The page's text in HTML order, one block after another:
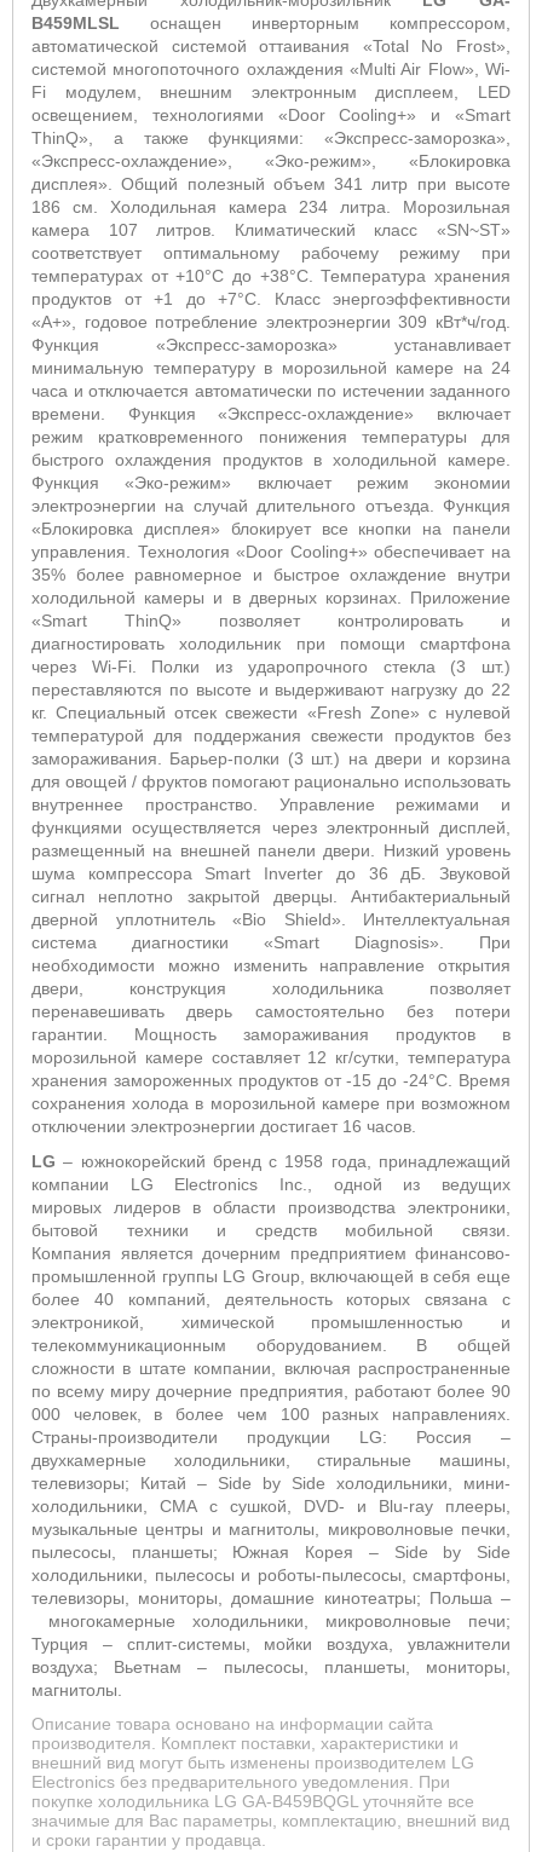
B459MLSL оснащен инверторным компрессором,
автоматической системой оттаивания «Total No Frost»,
системой многопоточного охлаждения «Multi Air Flow», Wi-
Fi модулем, внешним электронным дисплеем, LED
освещением, технологиями «Door Cooling+» и «Smart
ThinQ», а также функциями: «Экспресс-заморозка»,
«Экспресс-охлаждение», «Эко-режим», «Блокировка
дисплея». Общий полезный объем 341 литр при высоте
186 см. Холодильная камера 234 литра. Морозильная
камера 107 литров. Климатический класс «SN~ST»
соответствует оптимальному рабочему режиму при
температурах от +10°С до +38°С. Температура хранения
продуктов от +1 до +7°С. Класс энергоэффективности
«А+», годовое потребление электроэнергии 309 кВт*ч/год.
Функция «Экспресс-заморозка» устанавливает
минимальную температуру в морозильной камере на 24
часа и отключается автоматически по истечении заданного
времени. Функция «Экспресс-охлаждение» включает
режим кратковременного понижения температуры для
быстрого охлаждения продуктов в холодильной камере.
Функция «Эко-режим» включает режим экономии
электроэнергии на случай длительного отъезда. Функция
«Блокировка дисплея» блокирует все кнопки на панели
управления. Технология «Door Cooling+» обеспечивает на
35% более равномерное и быстрое охлаждение внутри
холодильной камеры и в дверных корзинах. Приложение
«Smart ThinQ» позволяет контролировать и
диагностировать холодильник при помощи смартфона
через Wi-Fi. Полки из ударопрочного стекла (3 шт.)
переставляются по высоте и выдерживают нагрузку до 22
кг. Специальный отсек свежести «Fresh Zone» с нулевой
температурой для поддержания свежести продуктов без
замораживания. Барьер-полки (3 шт.) на двери и корзина
для овощей / фруктов помогают рационально использовать
внутреннее пространство. Управление режимами и
функциями осуществляется через электронный дисплей,
размещенный на внешней панели двери. Низкий уровень
шума компрессора Smart Inverter до 36 дБ. Звуковой
сигнал неплотно закрытой дверцы. Антибактериальный
дверной уплотнитель «Bio Shield». Интеллектуальная
система диагностики «Smart Diagnosis». При
необходимости можно изменить направление открытия
двери, конструкция холодильника позволяет
перенавешивать дверь самостоятельно без потери
гарантии. Мощность замораживания продуктов в
морозильной камере составляет 12 кг/сутки, температура
хранения замороженных продуктов от -15 до -24°С. Время
сохранения холода в морозильной камере при возможном
отключении электроэнергии достигает 16 часов.
LG – южнокорейский бренд с 1958 года, принадлежащий
компании LG Electronics Inc., одной из ведущих
мировых лидеров в области производства электроники,
бытовой техники и средств мобильной связи.
Компания является дочерним предприятием финансово-
промышленной группы LG Group, включающей в себя еще
более 40 компаний, деятельность которых связана с
электроникой, химической промышленностью и
телекоммуникационным оборудованием. В общей
сложности в штате компании, включая распространенные
по всему миру дочерние предприятия, работают более 90
000 человек, в более чем 100 разных направлениях.
Страны-производители продукции LG: Россия –
двухкамерные холодильники, стиральные машины,
телевизоры; Китай –
Side by Side холодильники, мини-
холодильники, СМА с сушкой, DVD- и Blu-ray плееры,
музыкальные центры и магнитолы, микроволновые печки,
пылесосы, планшеты; Южная Корея –
Side by Side
холодильники, пылесосы и роботы-пылесосы, смартфоны,
телевизоры, мониторы, домашние кинотеатры; Польша –
многокамерные холодильники, микроволновые печи;
Турция – сплит-системы, мойки воздуха, увлажнители
воздуха; Вьетнам –
пылесосы, планшеты, мониторы,
магнитолы.
Описание товара основано на информации сайта
производителя. Комплект поставки, характеристики и
внешний вид могут быть изменены производителем LG
Electronics без предварительного уведомления. При
покупке холодильника LG GA-B459BQGL уточняйте все
значимые для Вас параметры, комплектацию, внешний вид
и сроки гарантии у продавца.